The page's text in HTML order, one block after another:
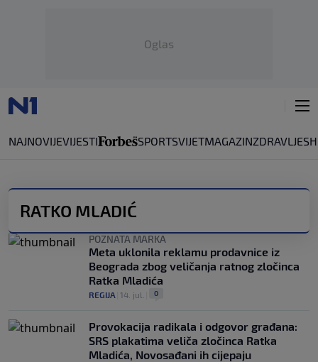
Oglas
NAJNOVIJEVIJESTI SPORTSVIJETMAGAZINZDRAVLJE
RATKO MLADIĆ
POZNATA MARKA
Meta uklonila reklamu prodavnice iz
Beograda zbog veličanja ratnog zločinca
Ratka Mladića
REGIJA 14. jul. 0
Provokacija radikala i odgovor građana:
SRS plakatima veliča zločinca Ratka
Mladića, Novosađani ih cijepaju